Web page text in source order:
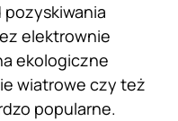
elektrownie
ekologiczne
wiatrowe czy też
popularne.